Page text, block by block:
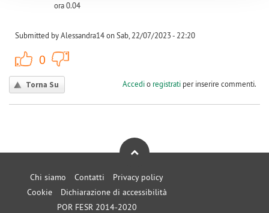
ora 0.04
Submitted by Alessandra14 on Sab, 22/07/2023 - 22:20
0
Torna Su Accedio registratiper inserire commenti.
Chi siamo Contatti
Privacy policy
Cookie
Dichiarazione di accessibilità
POR FESR 2014-2020